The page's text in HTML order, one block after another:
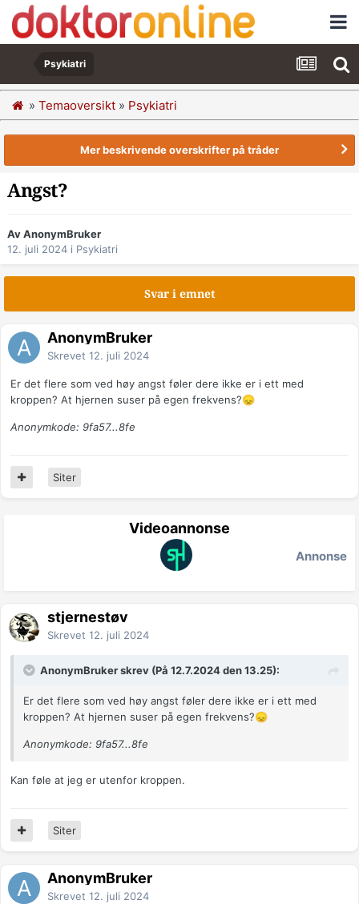
Psykiatri
» Temaoversikt » Psykiatri
Mer beskrivende overskrifter på tråder
Angst?
Av AnonymBruker
12. juli 2024 i Psykiatri
Svar i emnet
AnonymBruker
Skrevet 12. juli 2024
Er det flere som ved høy angst føler dere ikke er i ett med
kroppen? At hjernen suser på egen frekvens?😞
Anonymkode: 9fa57...8fe
Siter
Videoannonse
Annonse
stjernestøv
Skrevet 12. juli 2024
AnonymBruker skrev (På 12.7.2024 den 13.25):
Er det flere som ved høy angst føler dere ikke er i ett med
kroppen? At hjernen suser på egen frekvens?😞
Anonymkode: 9fa57...8fe
Kan føle at jeg er utenfor kroppen.
Siter
AnonymBruker
Skrevet 12. juli 2024